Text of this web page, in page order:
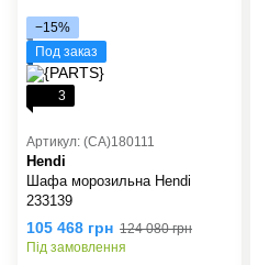
−15%
Под заказ
3
Артикул: (СА)180111
Hendi
Шафа морозильна Hendi
233139
105 468 грн 124 080 грн
Під замовлення